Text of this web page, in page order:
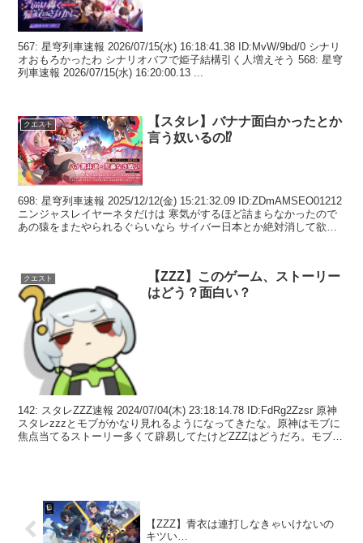
567: 星穹列車速報 2026/07/15(水) 16:18:41.38 ID:MvW/9bd/0 シナリ
オおもろかったわ シナリオバフで姫子結構引く人増えそう 568: 星穹
列車速報 2026/07/15(水) 16:20:00.13 ...
クエスト
【スタレ】バナナ面白かったとか
言う奴いるの⁉
698: 星穹列車速報 2025/12/12(金) 15:21:32.09 ID:ZDmAMSEO01212
ニンジャスレイヤーネタだけは 寒気がするほど詰まらなかったので
あの猿をまたやられるぐらいなら サイバー日本とか絶対消して欲し
クエスト
【ZZZ】このゲーム、ストーリー
はどう？面白い？
142: スタレZZZ速報 2024/07/04(木) 23:18:14.78 ID:FdRg2Zzsr 原神
スタレzzzとモブがかなり見れるようになってきたな。原神はモブに
焦点当てるストーリー多くて辟易してたけどZZZはどうだろ。モブも
【ZZZ】青衣は連打しなきゃいけないの
キツい…